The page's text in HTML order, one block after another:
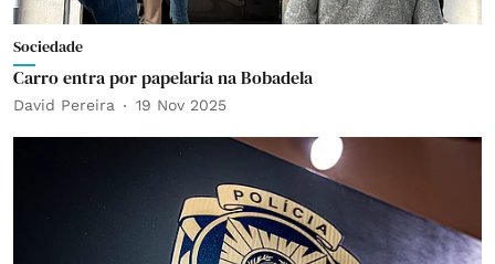
Sociedade
Carro entra por papelaria na Bobadela
David Pereira 19 Nov 2025